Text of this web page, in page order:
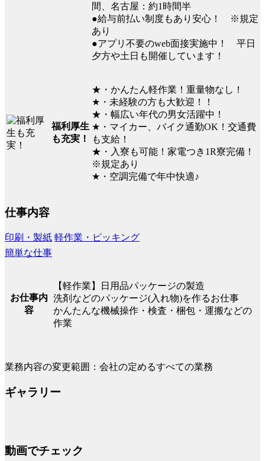
間、名古屋：約1時間半
●給与前払い制度もあり安心！ ※規定
あり
●アプリ不要のweb面接実施中！ 平日
夕方や土日も開催しています！
福利厚生
も充実！
★・かんたん軽作業！重量物なし！
★・未経験の方も大歓迎！！
★・幅広い年代の男女活躍中！
★・マイカー、バイク通勤OK！交通費
も支給！
★・入寮も可能！家電つき1R寮完備！
※規定あり
★・空調完備で年中快適♪
仕事内容
印刷・製紙 軽作業・ピッキング
簡単な仕事
お仕事内
容
【軽作業】日用品パッケージの製造
洗剤などのパッケージ(入れ物)を作るお仕事
かんたんな機械操作・検査・梱包・運搬などの
作業
業務内容の変更範囲：会社の定めるすべての業務
ギャラリー
動画でチェック